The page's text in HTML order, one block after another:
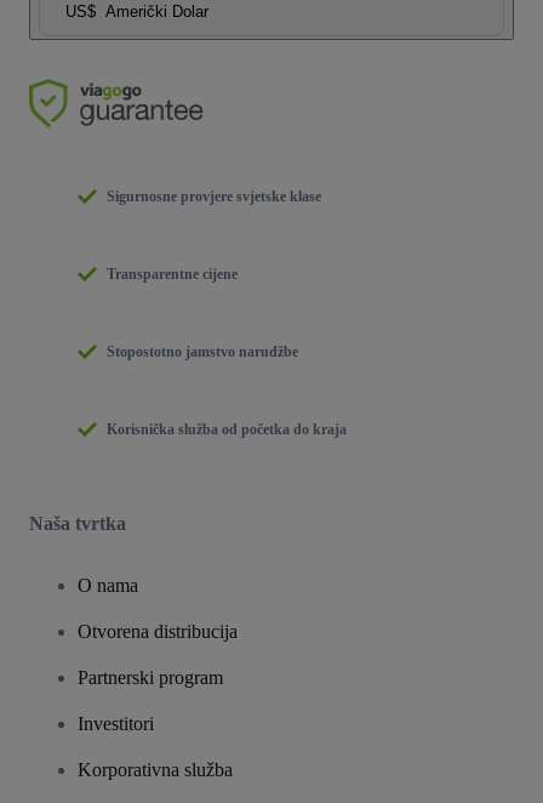
US$ Američki Dolar
Sigurnosne provjere svjetske klase
Transparentne cijene
Stopostotno jamstvo narudžbe
Korisnička služba od početka do kraja
Naša tvrtka
O nama
Otvorena distribucija
Partnerski program
Investitori
Korporativna služba